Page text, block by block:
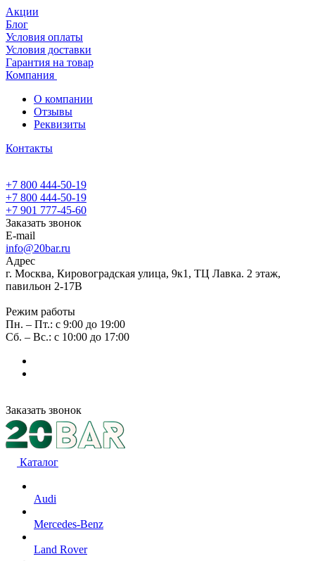
Акции
Блог
Условия оплаты
Условия доставки
Гарантия на товар
Компания
О компании
Отзывы
Реквизиты
Контакты
+7 800 444-50-19
+7 800 444-50-19
+7 901 777-45-60
Заказать звонок
E-mail
info@20bar.ru
Адрес
г. Москва, Кировоградская улица, 9к1, ТЦ Лавка. 2 этаж,
павильон 2-17В
Режим работы
Пн. – Пт.: с 9:00 до 19:00
Сб. – Вс.: с 10:00 до 17:00
Заказать звонок
Каталог
Audi
Mercedes-Benz
Land Rover